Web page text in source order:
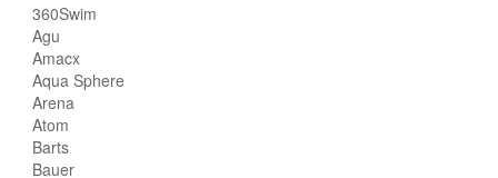
360Swim
Agu
Amacx
Aqua Sphere
Arena
Atom
Barts
Bauer